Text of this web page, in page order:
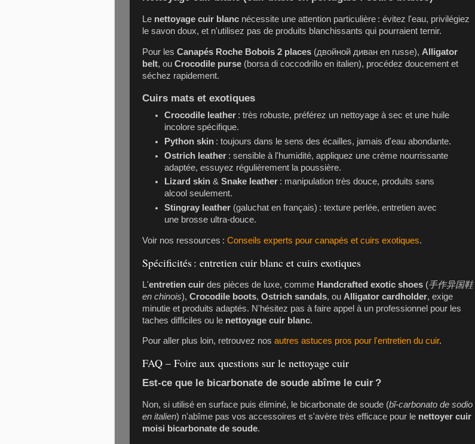
Le nettoyage cuir blanc nécessite une attention particulière : évitez l'eau, privilégiez
le savon doux, et n'utilisez pas de produits blanchissants qui pourraient ternir.
Pour les Canapés Roche Bobois 2 places (двойной диван en russe), Alligator
belt, ou Crocodile purse (borsa di coccodrillo en italien), procédez doucement et
séchez rapidement.
Cuirs mats et exotiques
Crocodile leather : très robuste, préférez un nettoyage à sec et une huile
incolore spécifique.
Python skin : toujours dans le sens des écailles, jamais d'eau abondante.
Ostrich leather : sensible à l'humidité, appliquez une crème nourrissante
adaptée, essuyez régulièrement la poussière.
Lizard skin &Snake leather : manipulation très douce, produits sans
alcool seulement.
Stingray leather (galuchat en français) : texture perlée, entretien avec
une brosse ultra-douce.
Voir nos ressources : Conseils experts pour canapés et cuirs exotiques.
Spécificités : entretien cuir blanc et cuirs exotiques
L'entretien cuir des pièces de luxe, comme Handcrafted exotic shoes (手作异国鞋
en chinois), Crocodile boots, Ostrich sandals, ou Alligator cardholder, exige
minutie et produits adaptés. N'hésitez pas à faire appel à un professionnel pour les
taches difficiles ou le nettoyage cuir blanc.
Pour aller plus loin, retrouvez nos autres astuces pros pour l'entretien du cuir.
FAQ – Foire aux questions sur le nettoyage cuir
Est-ce que le bicarbonate de soude abîme le cuir ?
Non, si utilisé en surface puis éliminé, le bicarbonate de soude (bĩ-carbonato de sodio
en italien) n'abîme pas vos accessoires et s'avère très efficace pour le nettoyer cuir
moisi bicarbonate de soude.